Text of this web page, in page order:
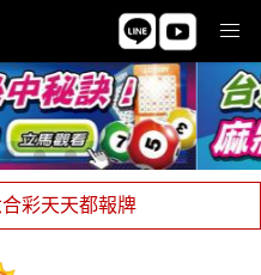
彩天天都報牌